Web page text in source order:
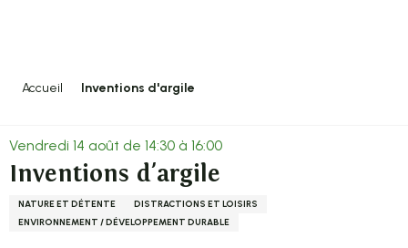
Accueil Inventions d'argile
Vendredi 14 août de 14:30 à 16:00
Inventions d'argile
NATURE ET DÉTENTE
DISTRACTIONS ET LOISIRS
ENVIRONNEMENT / DÉVELOPPEMENT DURABLE